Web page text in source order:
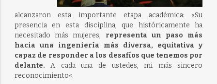
alcanzaron esta importante etapa académica: «Su
presencia en esta disciplina, que históricamente ha
necesitado más mujeres, representa un paso más
hacia una ingeniería más diversa, equitativa y
capaz de responder a los desafíos que tenemos por
delante.A cada una de ustedes, mi más sincero
reconocimiento«.